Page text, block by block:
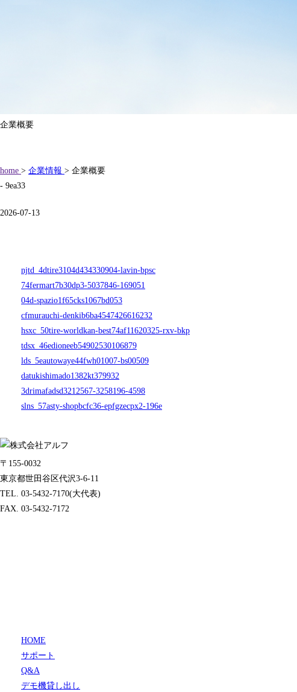
企業概要
home > 企業情報 > 企業概要
- 9ea33
2026-07-13
njtd_4dtire3104d434330904-lavin-bpsc
74fermart7b30dp3-5037846-169051
04d-spazio1f65cks1067bd053
cfmurauchi-denkib6ba4547426616232
hsxc_50tire-worldkan-best74af11620325-rxv-bkp
tdsx_46edioneeb54902530106879
lds_5eautowaye44fwh01007-bs00509
datukishimado1382kt379932
3drimafadsd3212567-3258196-4598
slns_57asty-shopbcfc36-epfgzecpx2-196e
〒155-0032
東京都世田谷区代沢3-6-11
TEL. 03-5432-7170(大代表)
FAX. 03-5432-7172
HOME
サポート
Q&A
デモ機貸し出し